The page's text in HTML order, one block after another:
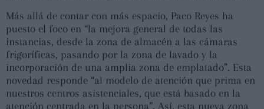
Más allá de contar con más espacio, Paco Reyes ha
puesto el foco en “la mejora general de todas las
instancias, desde la zona de almacén a las cámaras
frigoríficas, pasando por la zona de lavado y la
incorporación de una amplia zona de emplatado”. Esta
novedad responde “al modelo de atención que prima en
nuestros centros asistenciales, que está basado en la
atención centrada en la persona”. Así, esta nueva zona